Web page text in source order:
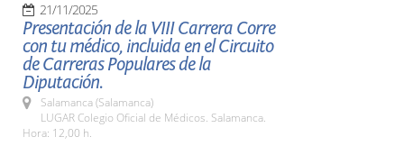
21/11/2025
Presentación de la VIII Carrera Corre
con tu médico, incluida en el Circuito
de Carreras Populares de la
Diputación.
Salamanca (Salamanca)
LUGAR Colegio Oficial de Médicos. Salamanca.
Hora: 12,00 h.